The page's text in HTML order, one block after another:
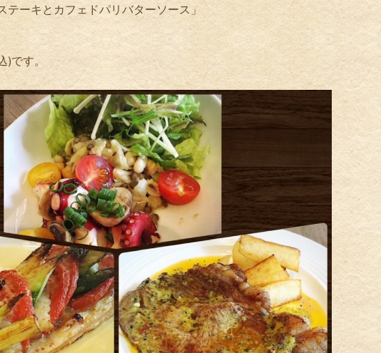
テーキとカフェドパリバターソース」
)です。